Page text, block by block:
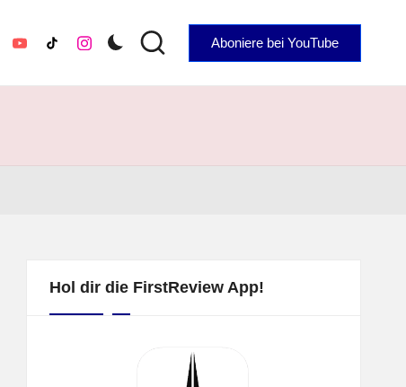
YouTubeTikTokInstagram Aboniere bei YouTube
Hol dir die FirstReview App!